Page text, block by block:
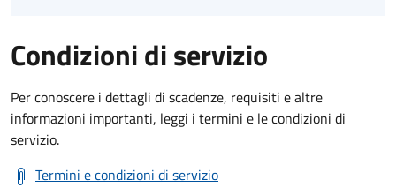
Condizioni di servizio
Per conoscere i dettagli di scadenze, requisiti e altre
informazioni importanti, leggi i termini e le condizioni di
servizio.
Termini e condizioni di servizio